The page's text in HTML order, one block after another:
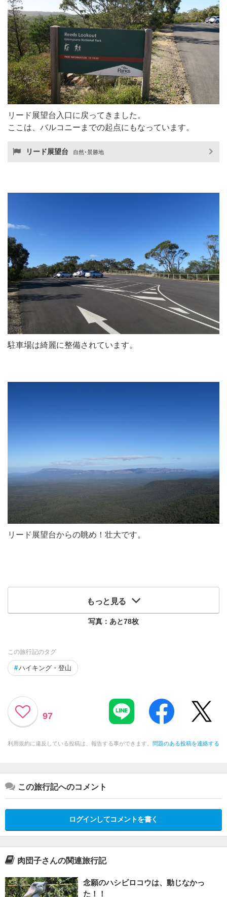
リード展望台入口に戻ってきました。
ここは、バルコニーまでの起点にもなっています。
リード展望台 自然･景勝地
駐車場は綺麗に整備されています。
リード展望台からの眺め！壮大です。
もっと見る
写真：あと78枚
この旅行記のタグ
#ハイキング・登山
97
利用規約に違反している投稿は、報告する事ができます。 問題のある投稿を連絡する
この旅行記へのコメント
ログインしてコメントを書く
肉団子さんの関連旅行記
念願のハシビロコウは、動じなかっ
た！！